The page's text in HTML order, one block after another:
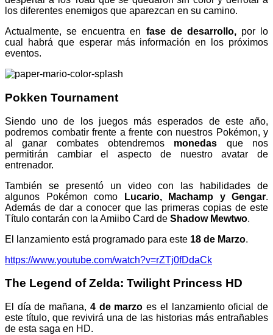
los diferentes enemigos que aparezcan en su camino.
Actualmente, se encuentra en fase de desarrollo,por lo
cual habrá que esperar más información en los próximos
eventos.
Pokken Tournament
Siendo uno de los juegos más esperados de este año,
podremos combatir frente a frente con nuestros Pokémon, y
al ganar combates obtendremos monedas que nos
permitirán cambiar el aspecto de nuestro avatar de
entrenador.
También se presentó un video con las habilidades de
algunos Pokémon como
Lucario, Machamp y Gengar.
Además de dar a conocer que las primeras copias de este
Título contarán con la Amiibo Card de Shadow Mewtwo.
El lanzamiento está programado para este 18 de Marzo.
https://www.youtube.com/watch?v=rZTj0fDdaCk
The Legend of Zelda: Twilight Princess HD
El día de mañana, 4 de marzo es el lanzamiento oficial de
este título, que revivirá una de las historias más entrañables
de esta saga en HD.